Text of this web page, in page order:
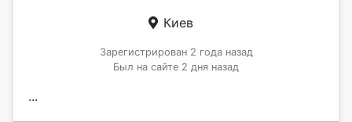
Киев
Зарегистрирован 2 года назад
Был на сайте 2 дня назад
...